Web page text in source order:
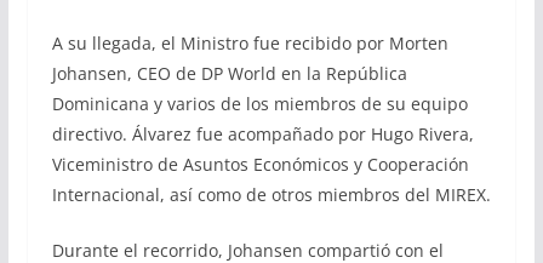
A su llegada, el Ministro fue recibido por Morten
Johansen, CEO de DP World en la República
Dominicana y varios de los miembros de su equipo
directivo. Álvarez fue acompañado por Hugo Rivera,
Viceministro de Asuntos Económicos y Cooperación
Internacional, así como de otros miembros del MIREX.
Durante el recorrido, Johansen compartió con el